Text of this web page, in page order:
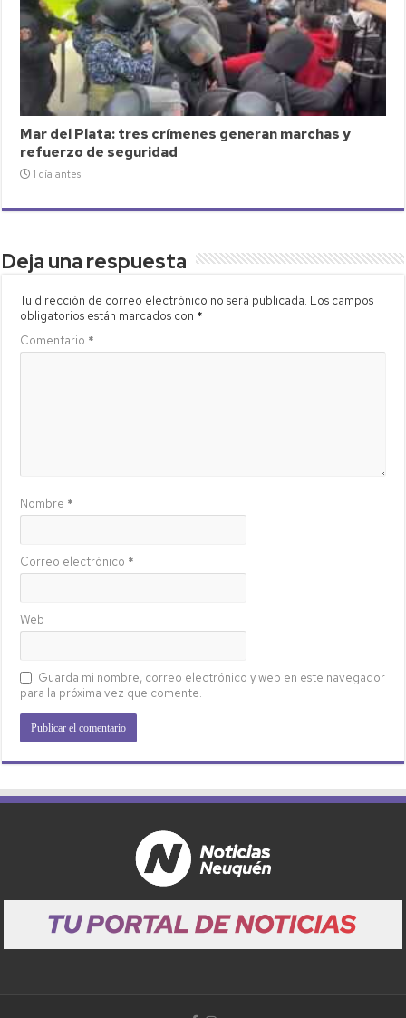
Mar del Plata: tres crímenes generan marchas y
refuerzo de seguridad
1 día antes
Deja una respuesta
Tu dirección de correo electrónico no será publicada. Los campos
obligatorios están marcados con *
Comentario *
Nombre *
Correo electrónico *
Web
Guarda mi nombre, correo electrónico y web en este navegador
para la próxima vez que comente.